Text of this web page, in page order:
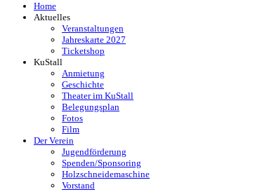
Home
Aktuelles
Veranstaltungen
Jahreskarte 2027
Ticketshop
KuStall
Anmietung
Geschichte
Theater im KuStall
Belegungsplan
Fotos
Film
Der Verein
Jugendförderung
Spenden/Sponsoring
Holzschneidemaschine
Vorstand